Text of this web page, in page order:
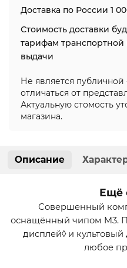
Доставка по России 1
Стоимость доставки
тарифам транспортной
выдачи
Не является
отличаться от
Актуальную стомость
магазина.
Описание
Ещё
Совершенный
оснащённый чипом M3.
дисплей◊ и
любое